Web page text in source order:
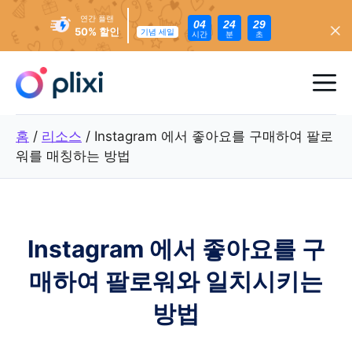
뛰
50% 할인
연간 플랜
기념 세일
04
시간
24
분
27
초
메
홈 / 리소스 / Instagram 에서 좋아요를 구매하여 팔로
워를 매칭하는 방법
Instagram 에서 좋아요를 구
매하여 팔로워와 일치시키는
방법